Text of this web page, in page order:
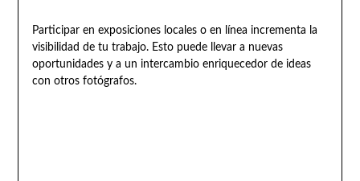
Participar en exposiciones locales o en línea incrementa la
visibilidad de tu trabajo. Esto puede llevar a nuevas
oportunidades y a un intercambio enriquecedor de ideas
con otros fotógrafos.